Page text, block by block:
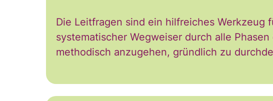
Die Leitfragen sind ein hilfreiches Werkzeug
systematischer Wegweiser durch alle
methodisch anzugehen, gründlich zu
Name